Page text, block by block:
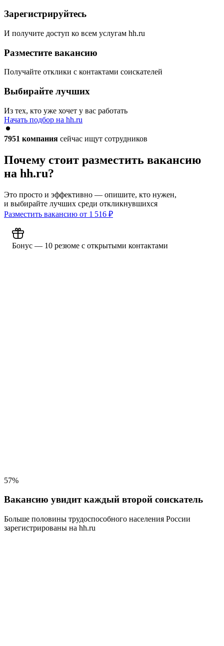
Зарегистрируйтесь
И получите доступ ко всем услугам hh.ru
Разместите вакансию
Получайте отклики с контактами соискателей
Выбирайте лучших
Из тех, кто уже хочет у вас работать
Начать подбор на hh.ru
7951 компания сейчас ищут сотрудников
Почему стоит разместить вакансию
на hh.ru?
Это просто и эффективно — опишите, кто нужен,
и выбирайте лучших среди откликнувшихся
Разместить вакансию от 1 516 ₽
Бонус — 10 резюме с открытыми контактами
57%
Вакансию увидит каждый второй соискатель
Больше половины трудоспособного населения России
зарегистрированы на hh.ru